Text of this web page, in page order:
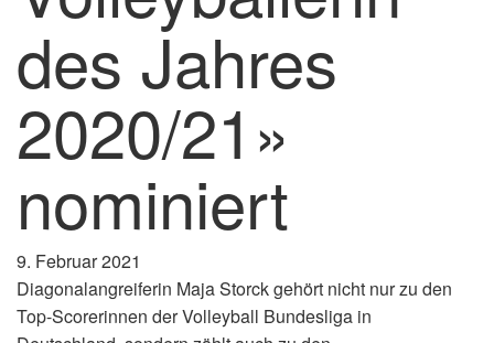
des Jahres
2020/21»
nominiert
9. Februar 2021
Diagonalangreiferin Maja Storck gehört nicht nur zu den
Top-Scorerinnen der Volleyball Bundesliga in